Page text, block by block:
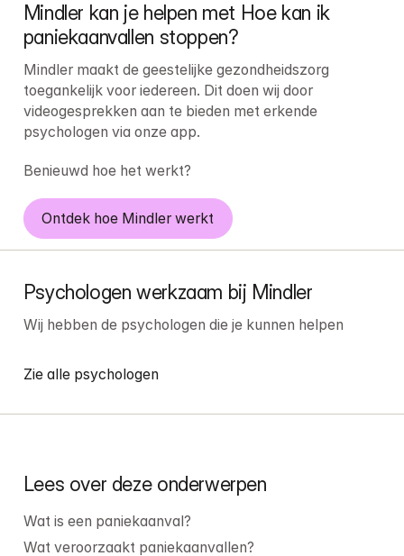
Mindler kan je helpen met Hoe kan ik
paniekaanvallen stoppen?
Mindler maakt de geestelijke gezondheidszorg
toegankelijk voor iedereen. Dit doen wij door
videogesprekken aan te bieden met erkende
psychologen via onze app.
Benieuwd hoe het werkt?
Ontdek hoe Mindler werkt
Psychologen werkzaam bij Mindler
Wij hebben de psychologen die je kunnen helpen
Zie alle psychologen
Lees over deze onderwerpen
Wat is een paniekaanval?
Wat veroorzaakt paniekaanvallen?